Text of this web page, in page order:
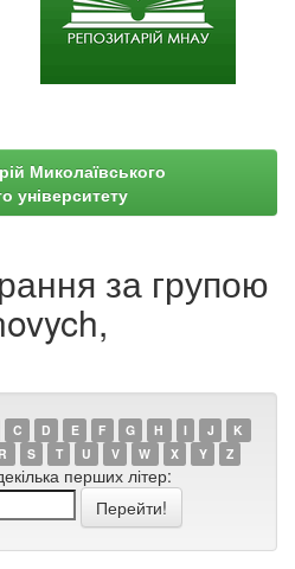
Миколаївського
університету
за групою
C D E F G H I J
K
R S T U V W X Y Z
перших літер: